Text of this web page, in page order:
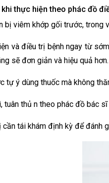
thực hiện theo phác đồ
bị viêm khớp gối trước, trong
và điều trị bệnh ngay từ
sẽ đơn giản và hiệu quả hơn.
tự ý dùng thuốc mà không
tuân thủ n theo phác đồ bác
cần tái khám định kỳ để đánh